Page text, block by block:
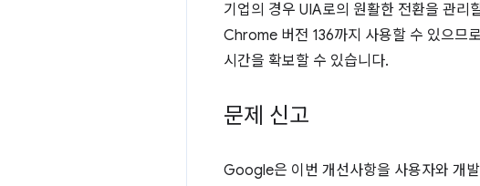
기업의 경우 UIA로의 원활한 전환을 관리
Chrome 버전 136까지 사용할 수 있으므
시간을 확보할 수 있습니다.
문제 신고
Google은 이번 개선사항을 사용자와 개